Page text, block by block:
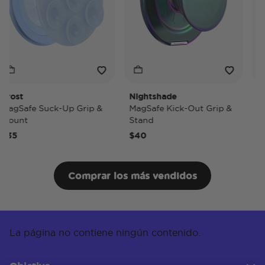
Suck-Up Grip &
Nightshade
MagSafe Kick-Out Grip &
Stand
$40
Comprar los más vendidos
La página no contiene ningún contenido.